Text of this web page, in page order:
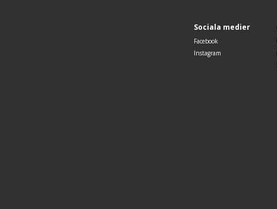
Sociala medier
Facebook
Instagram